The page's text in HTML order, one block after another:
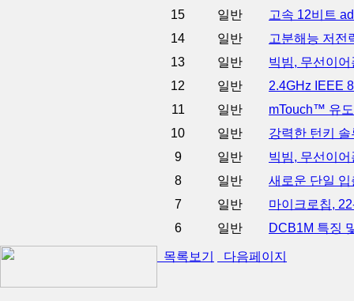
15
일반
고속 12비트
14
일반
고분해능 저전
13
일반
빅빔, 무선이어
12
일반
2.4GHz IEEE
11
일반
mTouch™ 유
10
일반
강력한 턴키
9
일반
빅빔, 무선이어
8
일반
새로운 단일
7
일반
마이크로칩,
6
일반 DCB1M 특징
목록보기 다음페이지